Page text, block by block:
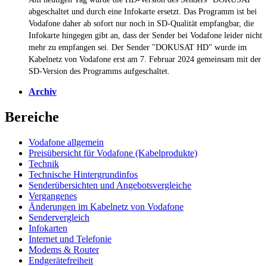
abgeschaltet und durch eine Infokarte ersetzt. Das Programm ist bei
Vodafone daher ab sofort nur noch in SD-Qualität empfangbar, die
Infokarte hingegen gibt an, dass der Sender bei Vodafone leider nicht
mehr zu empfangen sei. Der Sender "DOKUSAT HD" wurde im
Kabelnetz von Vodafone erst am 7. Februar 2024 gemeinsam mit der
SD-Version des Programms aufgeschaltet.
Archiv
Bereiche
Vodafone allgemein
Preisübersicht für Vodafone (Kabelprodukte)
Technik
Technische Hintergrundinfos
Senderübersichten und Angebotsvergleiche
Vergangenes
Änderungen im Kabelnetz von Vodafone
Sendervergleich
Infokarten
Internet und Telefonie
Modems & Router
Endgerätefreiheit